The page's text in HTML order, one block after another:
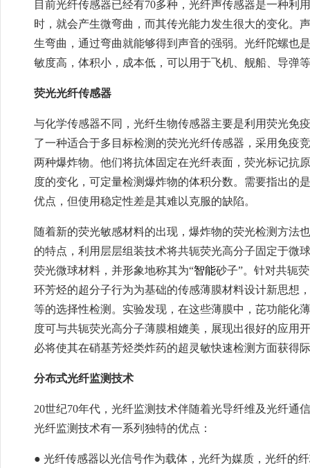
目前光纤传感器已经有70多种，光纤声传感器是一种利
时，就会产生微弯曲，而其传光能力发生很大的变化。
生弯曲，通过弯曲就能够得到声音的强弱。光纤陀螺也
敏度高，体积小，成本低，可以用于飞机、舰船、导弹
荧光光纤传感器
与化学传感器不同，光纤生物传感器主要是利用荧光免
了一种适合于多目标检测的荧光光纤传感器，采用免疫
两种爆炸物。他们将抗体固定在光纤表面，荧光标记抗
度的变化，可定量检测爆炸物的体积分数。需要指出的
优点，但使用稳定性差是其难以克服的缺陷。
随着新的荧光敏感材料的出现，爆炸物的荧光检测方法
的特点，利用层层组装技术将共轭荧光高分子固定于微
荧光微球材料，并形象地称其为“智能砂子”。针对共轭
环芳烃的超分子行为为基础的传感薄膜材料设计新思想
等的选择性检测。实验发现，在这些薄膜中，芘功能化
度可与共轭荧光高分子薄膜相媲美，展现出很好的应用
必将使其在硝基芳烃类炸药的超灵敏快速检测方面获得
分布式光纤监测技术
20世纪70年代，光纤监测技术伴随着光导纤维及光纤通
光纤监测技术有一系列独特的优点：
● 光纤传感器以光信号作为载体，光纤为媒质，光纤的